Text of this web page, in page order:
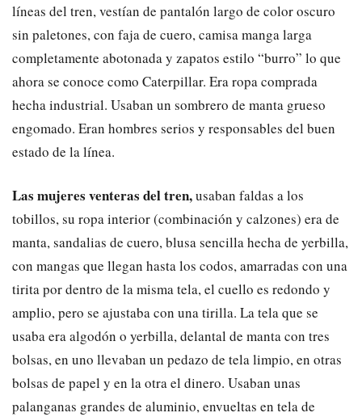
líneas del tren, vestían de pantalón largo de color oscuro
sin paletones, con faja de cuero, camisa manga larga
completamente abotonada y zapatos estilo “burro” lo que
ahora se conoce como Caterpillar. Era ropa comprada
hecha industrial. Usaban un sombrero de manta grueso
engomado. Eran hombres serios y responsables del buen
estado de la línea.
Las mujeres venteras del tren,usaban faldas a los
tobillos, su ropa interior (combinación y calzones) era de
manta, sandalias de cuero, blusa sencilla hecha de yerbilla,
con mangas que llegan hasta los codos, amarradas con una
tirita por dentro de la misma tela, el cuello es redondo y
amplio, pero se ajustaba con una tirilla. La tela que se
usaba era algodón o yerbilla, delantal de manta con tres
bolsas, en uno llevaban un pedazo de tela limpio, en otras
bolsas de papel y en la otra el dinero. Usaban unas
palanganas grandes de aluminio, envueltas en tela de